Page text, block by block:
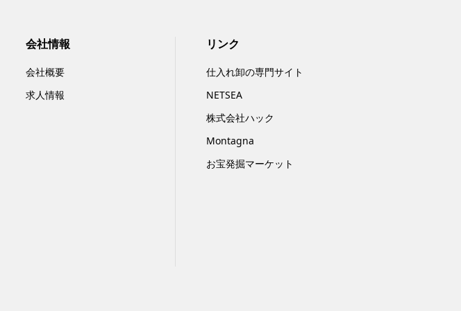
会社情報
会社概要
求人情報
リンク
仕入れ卸の専門サイト
NETSEA
株式会社ハック
Montagna
お宝発掘マーケット